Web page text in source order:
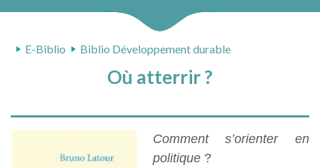
E-Biblio Biblio Développement durable
Où atterrir ?
Comment s’orienter en
politique?